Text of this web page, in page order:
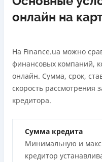
онлайн на
На Finance.ua можно
финансовых компаний,
онлайн. Сумма, срок,
скорость рассмотрения
кредитора.
Сумма кредита
Минимальную и
кредитор